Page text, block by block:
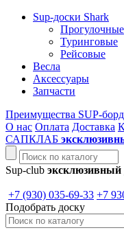
Sup-доски Shark
Прогулочные
Туринговые
Рейсовые
Весла
Аксессуары
Запчасти
Преимущества SUP-
О нас Оплата Доставка
САПКЛАБ
Sup-club эксклюзивный
+7 (930) 035-69-33 +7
Подобрать доску